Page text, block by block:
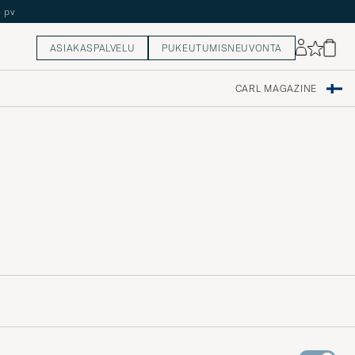
ASIAKASPALVELU PUKEUTUMISNEUVONTA
CARL MAGAZINE